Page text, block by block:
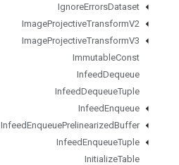
IgnoreErrorsDataset
ImageProjectiveTransformV2
ImageProjectiveTransformV3
ImmutableConst
InfeedDequeue
InfeedDequeueTuple
InfeedEnqueue
InfeedEnqueuePrelinearizedBuffer
InfeedEnqueueTuple
InitializeTable